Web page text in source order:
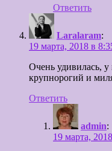
Ответить
Laralaram:
19 марта, 2018 в
Очень удивилась,
крупнорогий и
Ответить
admin:
19 марта,